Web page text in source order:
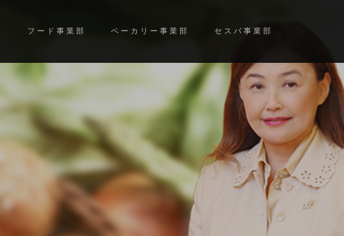
フード事業部 ベーカリー事業部 セスパ事業部